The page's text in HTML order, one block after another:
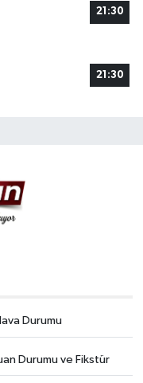
21:30
21:30
Durumu
Durumu ve Fikstür